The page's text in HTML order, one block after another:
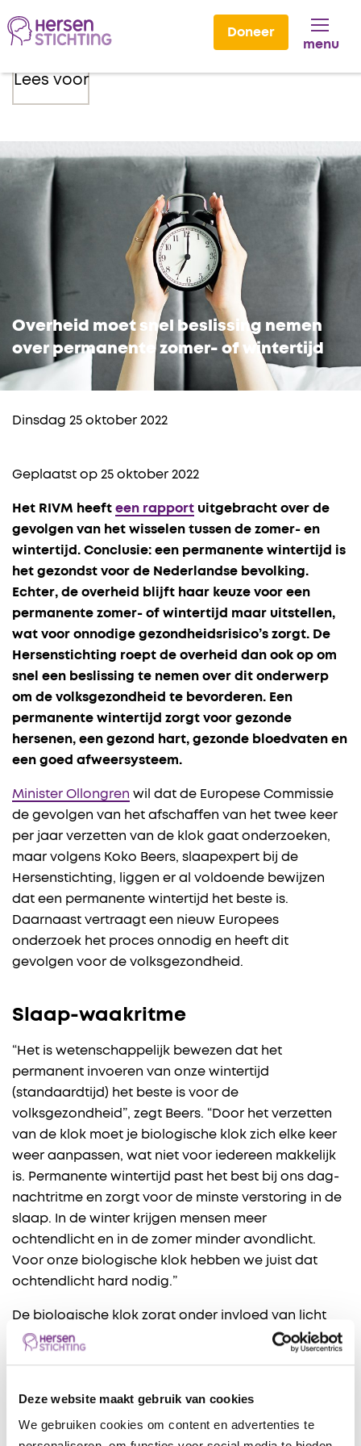
Deze website maakt gebruik van cookies
We gebruiken cookies om content en advertenties te
Doneer
menu
Lees voor
Overheid moet snel beslissing nemen
over permanente zomer- of wintertijd
Dinsdag 25 oktober 2022
Geplaatst op 25 oktober 2022
Het RIVM heeft een rapport uitgebracht over de
gevolgen van het wisselen tussen de zomer- en
wintertijd. Conclusie: een permanente wintertijd is
het gezondst voor de Nederlandse bevolking.
Echter, de overheid blijft haar keuze voor een
permanente zomer- of wintertijd maar uitstellen,
wat voor onnodige gezondheidsrisico’s zorgt. De
Hersenstichting roept de overheid dan ook op om
snel een beslissing te nemen over dit onderwerp
om de volksgezondheid te bevorderen. Een
permanente wintertijd zorgt voor gezonde
hersenen, een gezond hart, gezonde bloedvaten en
een goed afweersysteem.
Minister Ollongren wil dat de Europese Commissie
de gevolgen van het afschaffen van het twee keer
per jaar verzetten van de klok gaat onderzoeken,
maar volgens Koko Beers, slaapexpert bij de
Hersenstichting, liggen er al voldoende bewijzen
dat een permanente wintertijd het beste is.
Daarnaast vertraagt een nieuw Europees
onderzoek het proces onnodig en heeft dit
gevolgen voor de volksgezondheid.
Slaap-waakritme
“Het is wetenschappelijk bewezen dat het
permanent invoeren van onze wintertijd
(standaardtijd) het beste is voor de
volksgezondheid”, zegt Beers. “Door het verzetten
van de klok moet je biologische klok zich elke keer
weer aanpassen, wat niet voor iedereen makkelijk
is. Permanente wintertijd past het best bij ons dag-
nachtritme en zorgt voor de minste verstoring in de
slaap. In de winter krijgen mensen meer
ochtendlicht en in de zomer minder avondlicht.
Voor onze biologische klok hebben we juist dat
ochtendlicht hard nodig.”
De biologische klok zorgt onder invloed van licht
voor het 24-uursritme. Veel daglicht in de ochtend
zorgt voor een wakker gevoel en een goed slaap-
biologische klok naar een later tijdstip.